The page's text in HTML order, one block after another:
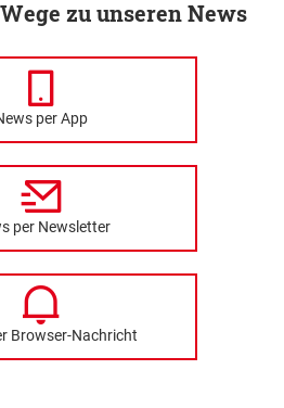
zu unseren News
per App
per Newsletter
Browser-Nachricht